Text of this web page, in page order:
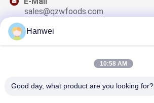
sales@qzwfoods.com
Thông tin của chúng tôi
nữa.
Hanwei
10:58 AM
Good day, what product are you looking for?